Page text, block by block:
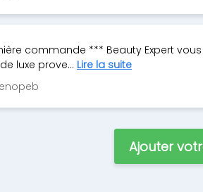
commande *** Beauty Expert
luxe prove... Lire la suite
Ajouter